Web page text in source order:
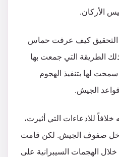
الأركان.
التحقيق كيف عرفت حماس
الطريقة التي جمعت بها
سمحت لها بتنفيذ الهجوم
الجيش.
للادعاءات التي أثيرت،
صفوف الجيش. لكن قامت
الهجمات السيبرانية على